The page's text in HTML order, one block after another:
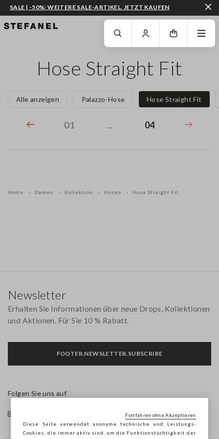
ZUM HAUPTINHALT SPRINGEN GEHEN SIE ZUM ENDE DER SEITE
SALE | -50%: WEITERE SALE-ARTIKEL. JETZT KAUFEN
Hose Straight Fit
Alle anzeigen Palazzo-Hose Hose Straight Fit
01 ... 04
Home Damen Kollektion Hosen Hose Straight Fit
Newsletter
Erhalten Sie Informationen über neue Drops, Kollektionen
und Aktionen. Für Sie 10 % Rabatt.
FOOTER.NEWSLETTER.SUBSCRIBE
Folgen Sie uns auf
Diese Seite verwendet anonyme technische und Leistungs-
Cookies, die immer aktiv sind, um die Funktionstüchtigkeit der
Fortfahren ohne Akzeptieren